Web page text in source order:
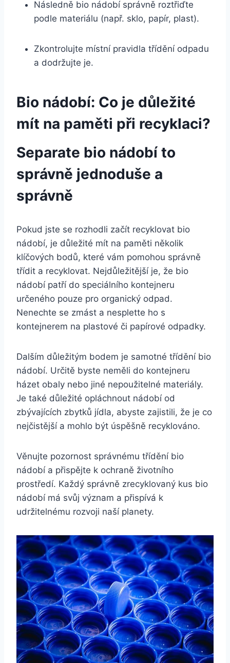
Následně ⁢bio nádobí správně⁣ roztřiďte
podle materiálu (např. sklo, ⁣papír, plast).
Zkontrolujte místní‍ pravidla třídění odpadu
a dodržujte ⁤je.
Bio nádobí: Co ⁢je​ důležité ​
mít na paměti ‍při recyklaci?
Separate bio nádobí to
správně ‍jednoduše ​a
⁢správně
Pokud jste se rozhodli⁣ začít recyklovat bio
nádobí, je důležité mít ‌na paměti⁤ několik
klíčových ‌bodů, které vám ‍pomohou správně
třídit a recyklovat. Nejdůležitější ‌je, že bio
nádobí ⁢patří do speciálního kontejneru
určeného pouze ⁤pro‌ organický ​odpad.
Nenechte se zmást a nesplette ho s‌
kontejnerem na plastové či ⁤papírové odpadky.
Dalším důležitým bodem je samotné třídění bio
nádobí. Určitě byste neměli do‍ kontejneru
házet obaly nebo ​jiné nepoužitelné ⁣materiály.
Je také důležité opláchnout nádobí od
zbývajících zbytků jídla, abyste ​zajistili,​ že je ‌co
nejčistější⁤ a mohlo⁤ být úspěšně recyklováno.
Věnujte ⁣pozornost správnému ⁣třídění bio
nádobí a ‌přispějte ​k ochraně životního
prostředí. Každý správně zrecyklovaný kus bio
nádobí má svůj význam‍ a přispívá k
udržitelnému rozvoji naší planety.